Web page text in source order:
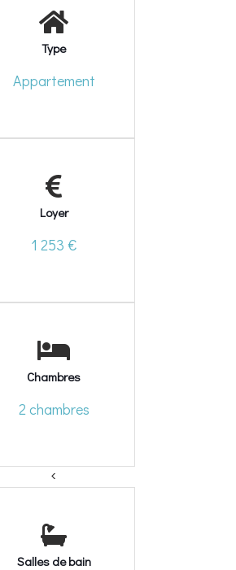
Type
Appartement
Loyer
1 253 €
Chambres
2 chambres
<
Salles de bain